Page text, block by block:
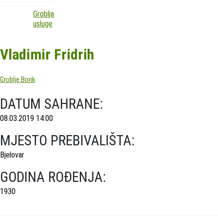
Groblja
usluge
Vladimir Fridrih
Groblje Borik
DATUM SAHRANE:
08.03.2019 14:00
MJESTO PREBIVALIŠTA:
Bjelovar
GODINA ROĐENJA:
1930